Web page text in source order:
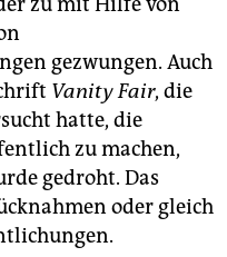
gezwungen. Auch
VanityFair, die
hatte, die
zu machen,
gedroht. Das
oder gleich